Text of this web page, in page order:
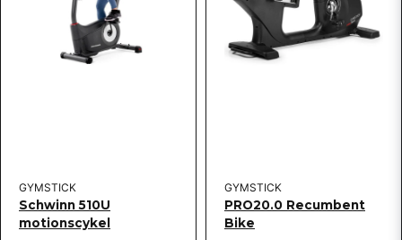
GYMSTICK
Schwinn 510U
motionscykel
GYMSTICK
PRO20.0 Recumbent
Bike